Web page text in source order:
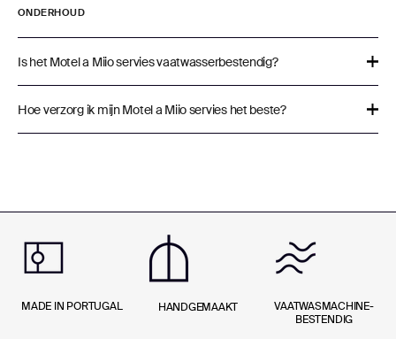
ONDERHOUD
Is het Motel a Miio servies vaatwasserbestendig?
Hoe verzorg ik mijn Motel a Miio servies het beste?
MADE IN PORTUGAL HANDGEMAAKT
VAATWASMACHINE­
BESTENDIG